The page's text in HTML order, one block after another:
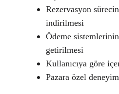
Rezervasyon
indirilmesi
Ödeme
getirilmesi
Kullanıcıya göre
Pazara özel